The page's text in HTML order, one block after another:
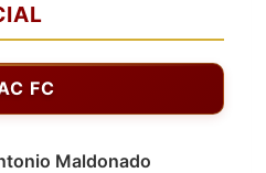
FC
Maldonado